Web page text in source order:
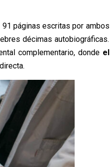
páginas escritas por ambos
décimas autobiográficas.
complementario, donde el